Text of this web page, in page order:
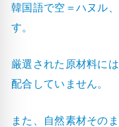
韓国語で空＝ハヌル
す。
厳選された原材料に
配合していません。
また、自然素材その